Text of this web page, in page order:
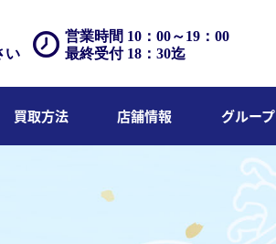
営業時間 10：00～19：00
最終受付 18：30迄
い
買取方法 店舗情報 グループ